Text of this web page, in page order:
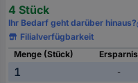
4 Stück
Ihr Bedarf geht darüber hinaus?
Filialverfügbarkeit
Menge (Stück)
Ersparnis
1 -